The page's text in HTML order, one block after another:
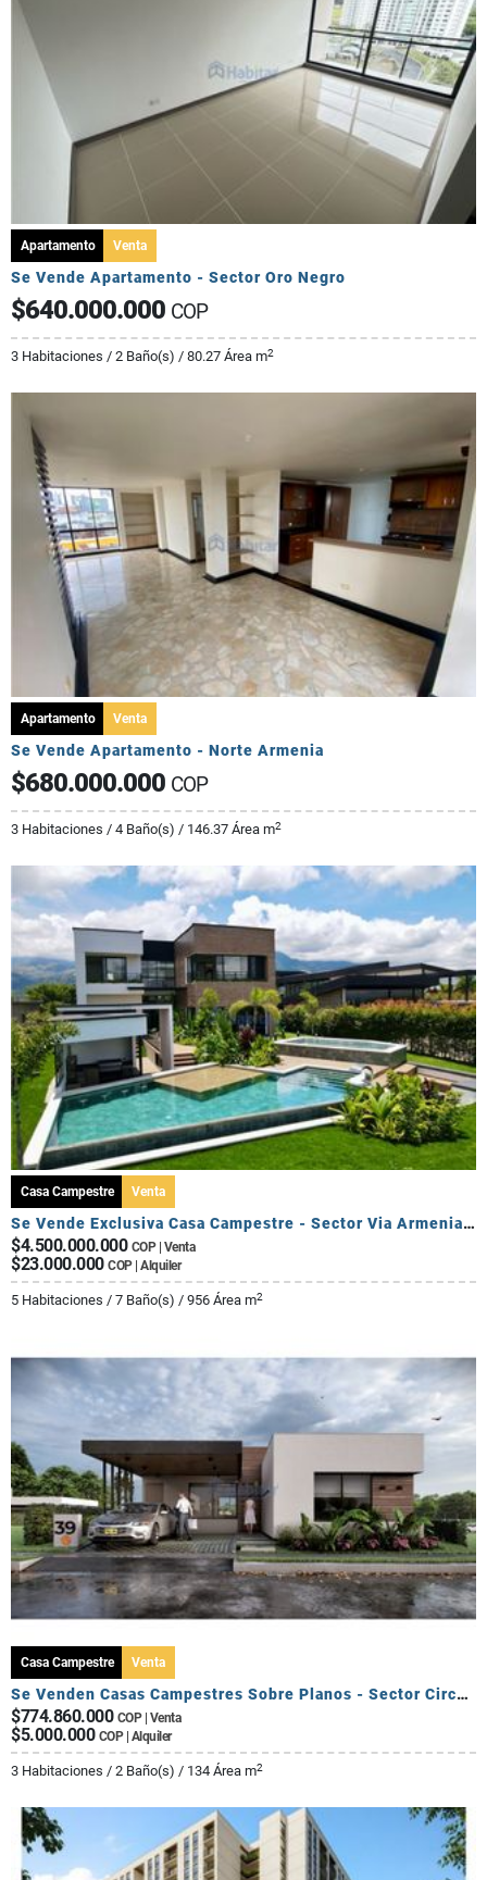
Apartamento Venta
Se Vende Apartamento - Sector Oro Negro
$640.000.000 COP
3 Habitaciones / 2 Baño(s) / 80.27 Área m2
Apartamento Venta
Se Vende Apartamento - Norte Armenia
$680.000.000 COP
3 Habitaciones / 4 Baño(s) / 146.37 Área m2
Casa Campestre Venta
Se Vende Exclusiva Casa Campestre - Sector Via Armenia Calarca
$4.500.000.000 COP | Venta
$23.000.000 COP | Alquiler
5 Habitaciones / 7 Baño(s) / 956 Área m2
Casa Campestre Venta
Se Venden Casas Campestres Sobre Planos - Sector Circasia
$774.860.000 COP | Venta
$5.000.000 COP | Alquiler
3 Habitaciones / 2 Baño(s) / 134 Área m2